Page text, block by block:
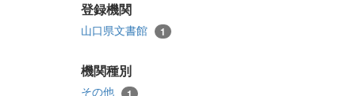
登録機関
山口県文書館 1
機関種別
その他